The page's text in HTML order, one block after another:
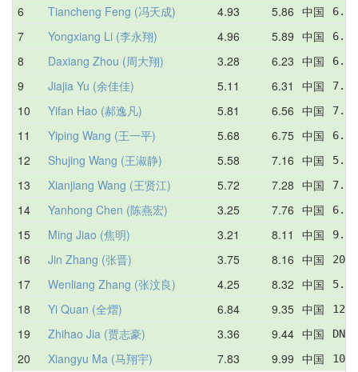
6 Tiancheng Feng (冯天成) 4.93 5.86 中国
7 Yongxiang Li (李永翔) 4.96 5.89 中国
8 Daxiang Zhou (周大翔) 3.28 6.23 中国
9 Jiajia Yu (余佳佳) 5.11 6.31 中国
10 Yifan Hao (郝逸凡) 5.81 6.56 中国
11 Yiping Wang (王一平) 5.68 6.75 中国
12 Shujing Wang (王淑静) 5.58 7.16 中国
13 Xianjiang Wang (王贤江) 5.72 7.28 中国
14 Yanhong Chen (陈燕宏) 3.25 7.76 中国
15 Ming Jiao (焦明) 3.21 8.11 中国
16 Jin Zhang (张晋) 3.75 8.16 中国
17 Wenliang Zhang (张汶良) 4.25 8.32 中国
18 Yi Quan (全熠) 6.84 9.35 中国
19 Zhihao Jia (贾志豪) 3.36 9.44 中国
20 Xiangyu Ma (马翔宇) 7.83 9.99 中国